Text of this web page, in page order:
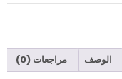
الوصف مراجعات (0)